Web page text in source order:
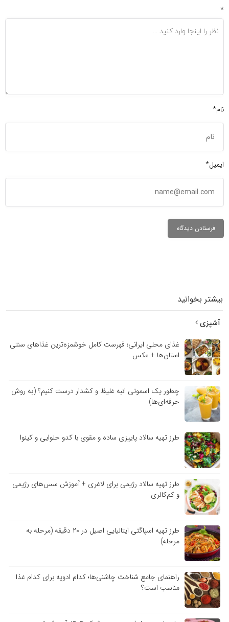
*
نام*
ایمیل*
بیشتر بخوانید
آشپزی
غذای محلی ایرانی؛ فهرست کامل خوشمزه‌ترین غذاهای سنتی
استان‌ها + عکس
چطور یک اسموتی انبه غلیظ و کشدار درست کنیم؟ (به روش
حرفه‌ای‌ها)
طرز تهیه سالاد پاییزی ساده و مقوی با کدو حلوایی و کینوا
طرز تهیه سالاد رژیمی برای لاغری + آموزش سس‌های رژیمی
و کم‌کالری
طرز تهیه اسپاگتی ایتالیایی اصیل در ۲۰ دقیقه (مرحله به
مرحله)
راهنمای جامع شناخت چاشنی‌ها؛ کدام ادویه برای کدام غذا
مناسب است؟